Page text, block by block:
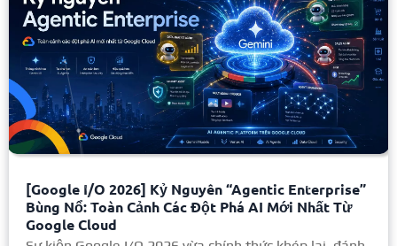
[Google I/O 2026] Kỷ Nguyên “Agentic Enterprise”
Bùng Nổ: Toàn Cảnh Các Đột Phá AI Mới Nhất Từ
Google Cloud